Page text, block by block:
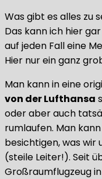
Was gibt es alles zu
Das kann ich hier
auf jeden Fall eine
Hier nur ein ganz
Man kann in eine
von der Lufthansa
oder aber auch
rumlaufen. Man
besichtigen, was wir
(steile Leiter!). Seit
Großraumflugzeug in